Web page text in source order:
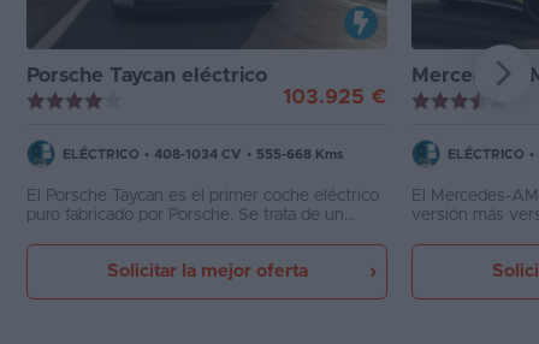
Porsche Taycan eléctrico
103.925 €
ELÉCTRICO • 408-1034 CV • 555-668 Kms
El Porsche Taycan es el primer coche eléctrico
puro fabricado por Porsche. Se trata de un
inferior a su hermano el Panamera y con unas
prestaciones incluso superiores, a partir de dos
motores eléctricos acoplados a sendos ejes. Su
Solicitar la mejor oferta
Mercedes-AMG
ELÉCTRICO •
El Mercedes-
versión más